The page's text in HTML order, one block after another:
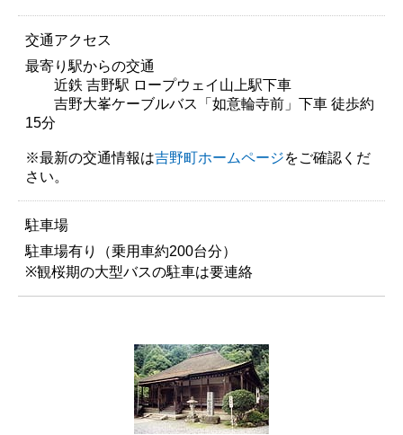
交通アクセス
最寄り駅からの交通
近鉄 吉野駅 ロープウェイ山上駅下車
吉野大峯ケーブルバス「如意輪寺前」下車 徒歩約
15分
※最新の交通情報は吉野町ホームページをご確認くだ
さい。
駐車場
駐車場有り（乗用車約200台分）
※観桜期の大型バスの駐車は要連絡